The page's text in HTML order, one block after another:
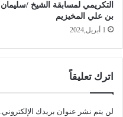
التكريمي لمسابقة الشيخ /سليمان
بن علي المخيزيم
1 أبريل,2024
اترك تعليقاً
لن يتم نشر عنوان بريدك الإلكتروني.